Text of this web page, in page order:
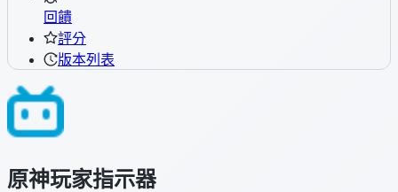
回饋
評分
版本列表
原神玩家指示器